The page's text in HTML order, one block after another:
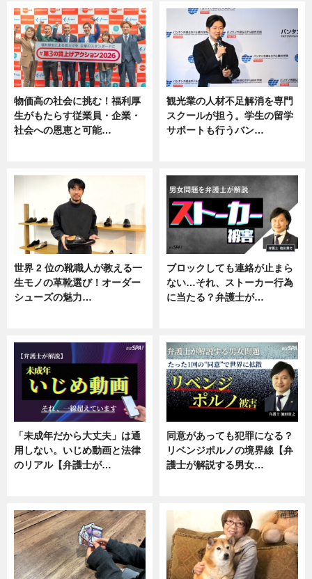
物価高の社会に挑む！福利厚
生がもたらす従業員・企業・
社会への恩恵と可能…
観光業の人材不足解消を専門
スクールが担う。学生の留学
サポートも行うバン…
世界 2 位の靴職人が教える一
生モノの革靴選び！オーダー
シューズの魅力…
ブロックしても連絡が止まら
ない…それ、ストーカー行為
に当たる？弁護士が…
「未成年だから大丈夫」は通
用しない。いじめ動画と法律
のリアル【弁護士が…
同意があっても犯罪になる？
リベンジポルノの境界線【弁
護士が解説する男女…